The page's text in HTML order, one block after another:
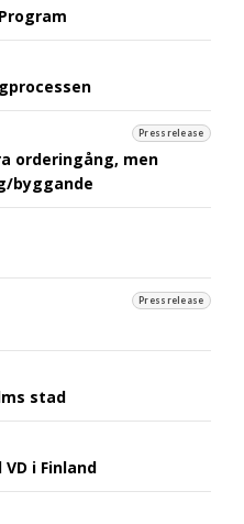
Pressrelease
orderingång, men
byggande
Pressrelease
stad
i Finland